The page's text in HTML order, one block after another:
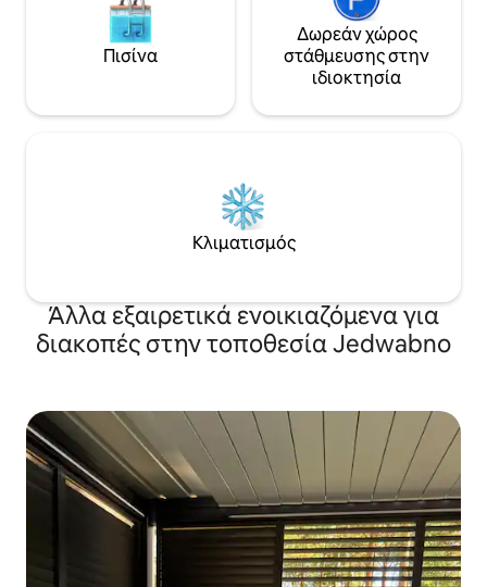
Πισίνα
Δωρεάν χώρος
στάθμευσης στην
ιδιοκτησία
Κλιματισμός
Άλλα εξαιρετικά ενοικιαζόμενα για
διακοπές στην τοποθεσία Jedwabno